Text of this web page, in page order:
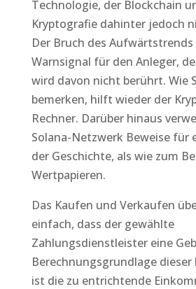
Technologie, der Blockchain
Kryptografie dahinter jedoch
Der Bruch des
Warnsignal für den Anleger,
wird davon nicht berührt. Wie
bemerken, hilft wieder der
Rechner. Darüber hinaus
Solana-Netzwerk Beweise für
der Geschichte, als wie zum
Wertpapieren.
Das Kaufen und Verkaufen
einfach, dass der gewählte
Zahlungsdienstleister eine
Berechnungsgrundlage dieser
ist die zu entrichtende